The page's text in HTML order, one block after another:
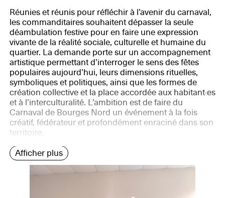
Réunies et réunis pour réfléchir à l’avenir du carnaval,
les commanditaires souhaitent dépasser la seule
déambulation festive pour en faire une expression
vivante de la réalité sociale, culturelle et humaine du
quartier. La demande porte sur un accompagnement
artistique permettant d’interroger le sens des fêtes
populaires aujourd’hui, leurs dimensions rituelles,
symboliques et politiques, ainsi que les formes de
création collective et la place accordée aux habitant·es
et à l’interculturalité. L’ambition est de faire du
Carnaval de Bourges Nord un événement à la fois
créatif, fédérateur et profondément enraciné dans son
territoire.
Afficher plus